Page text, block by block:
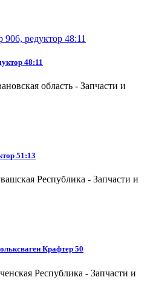
48:11
область - Запчасти и
51:13
Республика - Запчасти и
Крафтер 50
Республика - Запчасти и